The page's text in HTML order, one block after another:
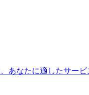
あなたに適したサー